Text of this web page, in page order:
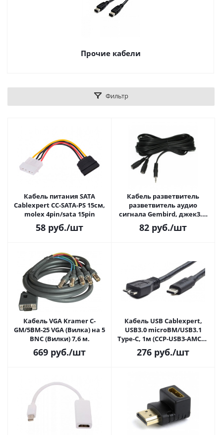
Прочие кабели
Фильтр
Кабель питания SATA
Cablexpert CC-SATA-PS 15см,
molex 4pin/sata 15pin
58 руб./шт
Кабель разветвитель
разветвитель аудио
сигнала Gembird, джек3.5-
>2х джек3.5 5м, черный
82 руб./шт
Кабель VGA Kramer C-
GM/5BM-25 VGA (Вилка) на 5
BNC (Вилки) 7,6 м.
669 руб./шт
Кабель USB Cablexpert,
USB3.0 microBM/USB3.1
Type-C, 1м (CCP-USB3-AMCM-
6)
276 руб./шт